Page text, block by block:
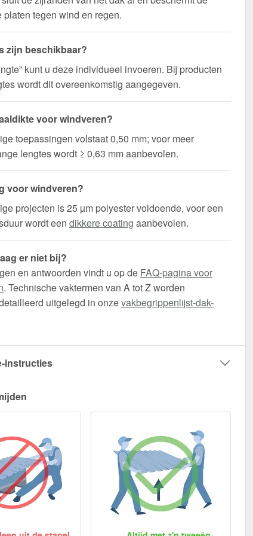
platen tegen wind en regen.
zijn beschikbaar?
kunt u deze individueel invoeren. Bij producten
wordt dit overeenkomstig aangegeven.
voor windveren?
toepassingen volstaat 0,50 mm; voor meer
lengtes wordt ≥ 0,63 mm aanbevolen.
voor windveren?
projecten is 25 µm polyester voldoende, voor een
wordt een dikkere coating aanbevolen.
er niet bij?
en antwoorden vindt u op de FAQ-pagina voor
. Technische vaktermen van A tot Z worden
uitgelegd in onzevakbegrippenlijst-dak-
instructies